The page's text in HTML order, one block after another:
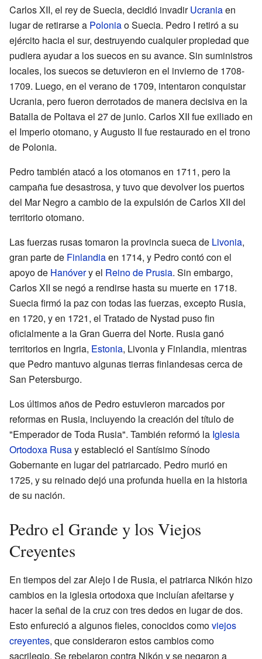
Carlos XII, el rey de Suecia, decidió invadirUcraniaen
lugar de retirarse a Poloniao Suecia. Pedro I retiró a su
ejército hacia el sur, destruyendo cualquier propiedad que
pudiera ayudar a los suecos en su avance. Sin suministros
locales, los suecos se detuvieron en el invierno de 1708-
1709. Luego, en el verano de 1709, intentaron conquistar
Ucrania, pero fueron derrotados de manera decisiva en la
Batalla de Poltava el 27 de junio. Carlos XII fue exiliado en
el Imperio otomano, y Augusto II fue restaurado en el trono
de Polonia.
Pedro también atacó a los otomanos en 1711, pero la
campaña fue desastrosa, y tuvo que devolver los puertos
del Mar Negro a cambio de la expulsión de Carlos XII del
territorio otomano.
Las fuerzas rusas tomaron la provincia sueca de Livonia,
gran parte de Finlandiaen 1714, y Pedro contó con el
apoyo de Hanóvery el Reino de Prusia. Sin embargo,
Carlos XII se negó a rendirse hasta su muerte en 1718.
Suecia firmó la paz con todas las fuerzas, excepto Rusia,
en 1720, y en 1721, el Tratado de Nystad puso fin
oficialmente a la Gran Guerra del Norte. Rusia ganó
territorios en Ingria, Estonia, Livonia y Finlandia, mientras
que Pedro mantuvo algunas tierras finlandesas cerca de
San Petersburgo.
Los últimos años de Pedro estuvieron marcados por
reformas en Rusia, incluyendo la creación del título de
"Emperador de Toda Rusia". También reformó la Iglesia
Ortodoxa Rusay estableció el Santísimo Sínodo
Gobernante en lugar del patriarcado. Pedro murió en
1725, y su reinado dejó una profunda huella en la historia
de su nación.
Pedro el Grande y los Viejos
Creyentes
En tiempos del zar Alejo I de Rusia, el patriarca Nikón hizo
cambios en la iglesia ortodoxa que incluían afeitarse y
hacer la señal de la cruz con tres dedos en lugar de dos.
Esto enfureció a algunos fieles, conocidos comoviejos
creyentes, que consideraron estos cambios como
sacrilegio. Se rebelaron contra Nikón y se negaron a